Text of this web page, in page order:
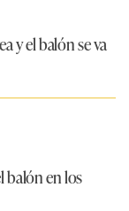
y el balón se va
balón en los